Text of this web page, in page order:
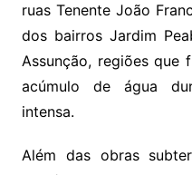
ruas Tenente João
dos bairros Jardim
Assunção, regiões que
acúmulo de água
intensa.
Além das obras